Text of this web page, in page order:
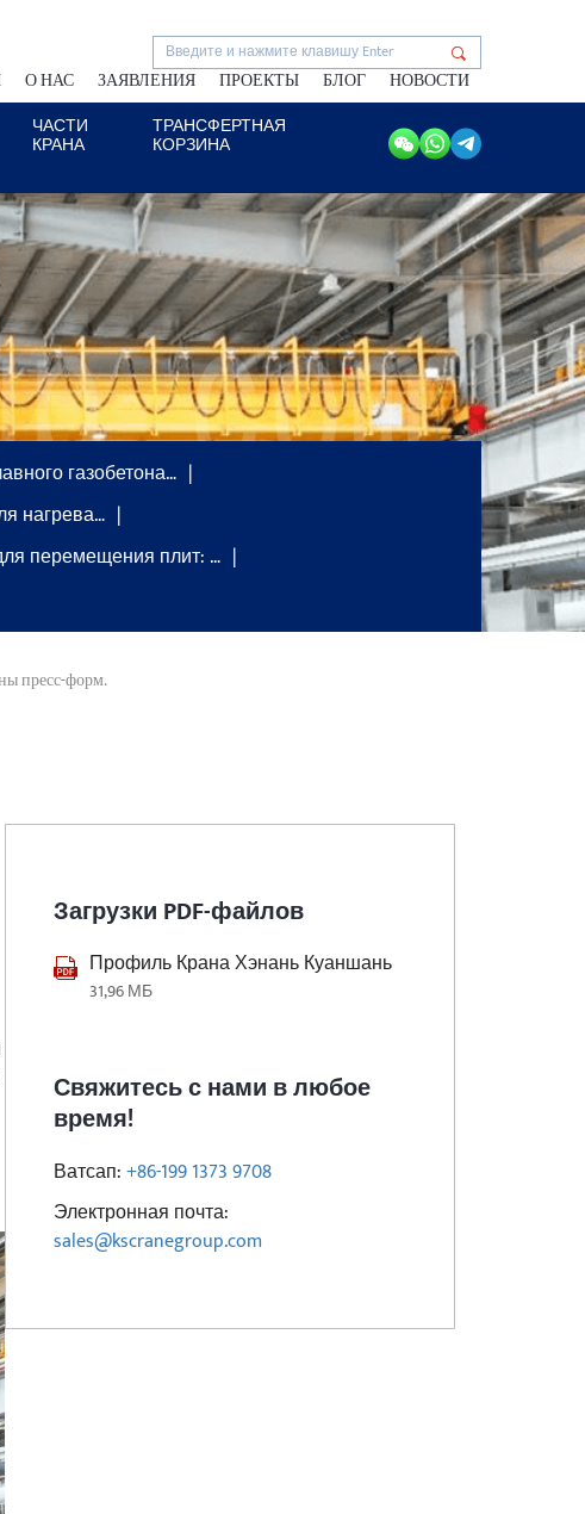
О НАС ЗАЯВЛЕНИЯ ПРОЕКТЫ БЛОГ
НОВОСТИ
ЧАСТИ
КРАНА
ТРАНСФЕРТНАЯ
КОРЗИНА
газобетона…
нагрева…
перемещения плит: …
пресс-форм.
Загрузки PDF-файлов
Профиль Крана Хэнань Куаншань
31,96 МБ
Свяжитесь с нами в любое
время!
Ватсап:+86-199 1373 9708
Электронная почта:
sales@kscranegroup.com